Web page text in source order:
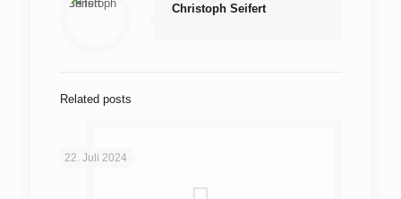
Christoph Seifert
Related posts
22. Juli 2024